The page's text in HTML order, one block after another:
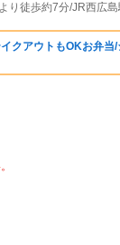
クアウトもOKお弁当/